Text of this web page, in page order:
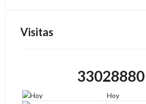
Visitas
33028880
Hoy